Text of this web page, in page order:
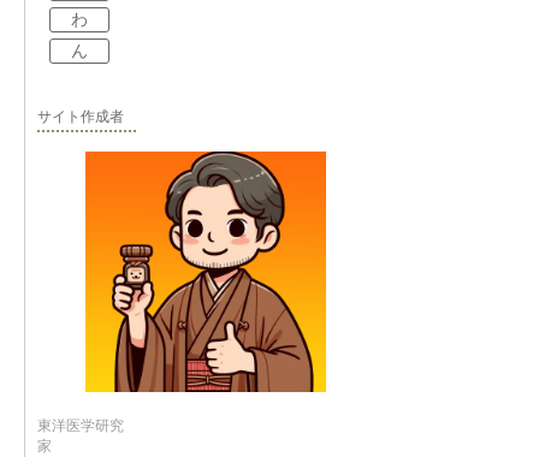
わ
ん
サイト作成者
東洋医学研究
家